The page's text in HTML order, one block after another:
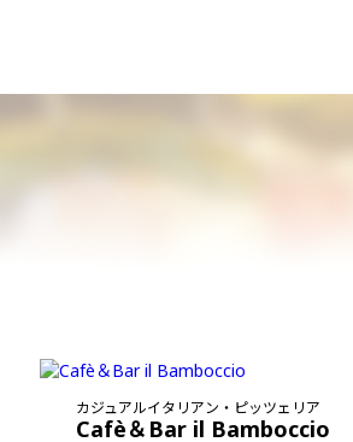
カジュアルイタリアン・ピッツェリア
Cafè＆Bar il Bamboccio